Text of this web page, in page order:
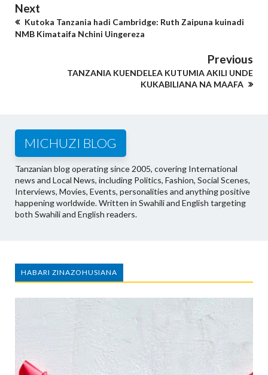
Next
Kutoka Tanzania hadi Cambridge: Ruth Zaipuna kuinadi
NMB Kimataifa Nchini Uingereza
Previous
TANZANIA KUENDELEA KUTUMIA AKILI UNDE
KUKABILIANA NA MAAFA
MICHUZI BLOG
Tanzanian blog operating since 2005, covering International
news and Local News, including Politics, Fashion, Social Scenes,
Interviews, Movies, Events, personalities and anything positive
happening worldwide. Written in Swahili and English targeting
both Swahili and English readers.
HABARI ZINAZOHUSIANA